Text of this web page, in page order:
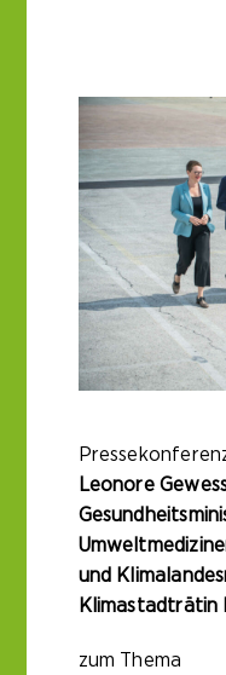
Leonore
und
Klimastadträtin
zum Thema